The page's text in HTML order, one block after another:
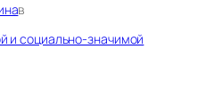
в
и социально-значимой